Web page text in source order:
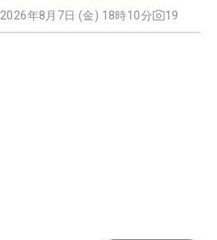
2026年8月7日 (金) 18時10分 19